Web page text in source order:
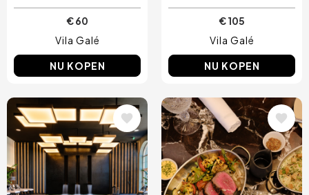
€ 60
Vila Galé
NU KOPEN
€ 105
Vila Galé
NU KOPEN
Afbeelding Afbeelding